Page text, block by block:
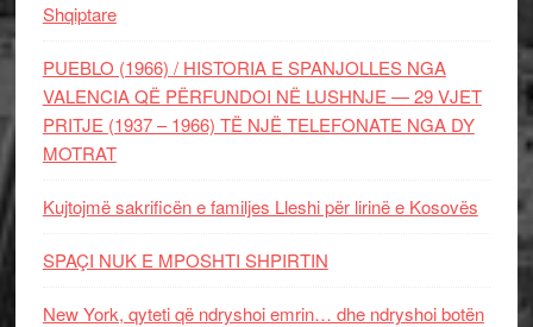
Shqiptare
PUEBLO (1966) / HISTORIA E SPANJOLLES NGA
VALENCIA QË PËRFUNDOI NË LUSHNJE — 29 VJET
PRITJE (1937 – 1966) TË NJË TELEFONATE NGA DY
MOTRAT
Kujtojmë sakrificën e familjes Lleshi për lirinë e Kosovës
SPAÇI NUK E MPOSHTI SHPIRTIN
New York, qyteti që ndryshoi emrin… dhe ndryshoi botën